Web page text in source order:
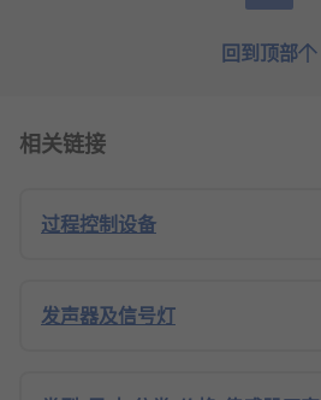
回到顶部
相关链接
过程控制设备
发声器及信号灯